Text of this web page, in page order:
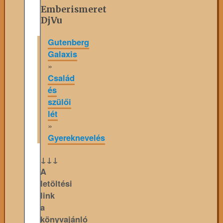
Emberismeret
DjVu
Gutenberg
Galaxis
»
Család
és
szülői
lét
»
Gyereknevelés
↓↓↓
A
letöltési
link
a
könyvajánló